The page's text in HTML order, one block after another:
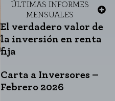
ÚLTIMAS INFORMES
MENSUALES
El verdadero valor de
la inversión en renta
fija
Carta a Inversores –
Febrero 2026